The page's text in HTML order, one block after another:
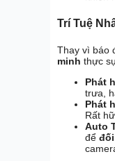
Trí Tuệ
Thay vì báo
minh thực
Phát
trưa,
Phát
Rất
Auto
để